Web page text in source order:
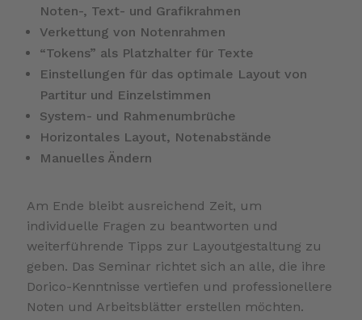
Noten-, Text- und Grafikrahmen
Verkettung von Notenrahmen
“Tokens” als Platzhalter für Texte
Einstellungen für das optimale Layout von
Partitur und Einzelstimmen
System- und Rahmenumbrüche
Horizontales Layout, Notenabstände
Manuelles Ändern
Am Ende bleibt ausreichend Zeit, um
individuelle Fragen zu beantworten und
weiterführende Tipps zur Layoutgestaltung zu
geben. Das Seminar richtet sich an alle, die ihre
Dorico-Kenntnisse vertiefen und professionellere
Noten und Arbeitsblätter erstellen möchten.